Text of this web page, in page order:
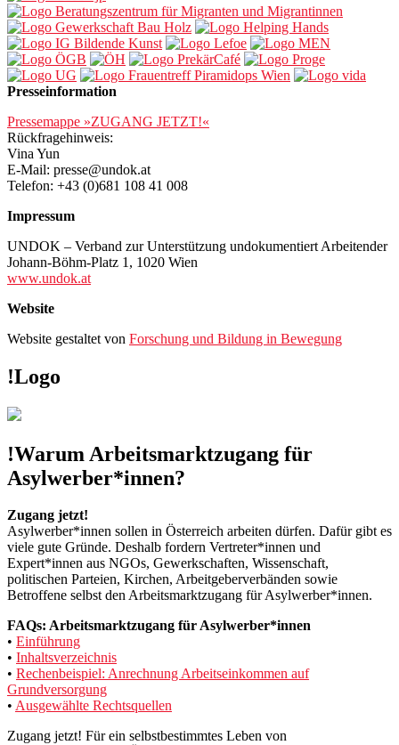
Presseinformation
Pressemappe »ZUGANG JETZT!«
Rückfragehinweis:
Vina Yun
E-Mail: presse@undok.at
Telefon: +43 (0)681 108 41 008
Impressum
UNDOK – Verband zur Unterstützung undokumentiert Arbeitender
Johann-Böhm-Platz 1, 1020 Wien
www.undok.at
Website
Website gestaltet von Forschung und Bildung in Bewegung
!Logo
!Warum Arbeitsmarktzugang für
Asylwerber*innen?
Zugang jetzt!
Asylwerber*innen sollen in Österreich arbeiten dürfen. Dafür gibt es
viele gute Gründe. Deshalb fordern Vertreter*innen und
Expert*innen aus NGOs, Gewerkschaften, Wissenschaft,
politischen Parteien, Kirchen, Arbeitgeberverbänden sowie
Betroffene selbst den Arbeitsmarktzugang für Asylwerber*innen.
FAQs: Arbeitsmarktzugang für Asylwerber*innen
• Einführung
• Inhaltsverzeichnis
• Rechenbeispiel: Anrechnung Arbeitseinkommen auf
Grundversorgung
• Ausgewählte Rechtsquellen
Zugang jetzt! Für ein selbstbestimmtes Leben von